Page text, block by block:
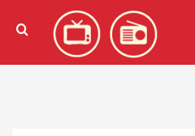
الإنجليزية)